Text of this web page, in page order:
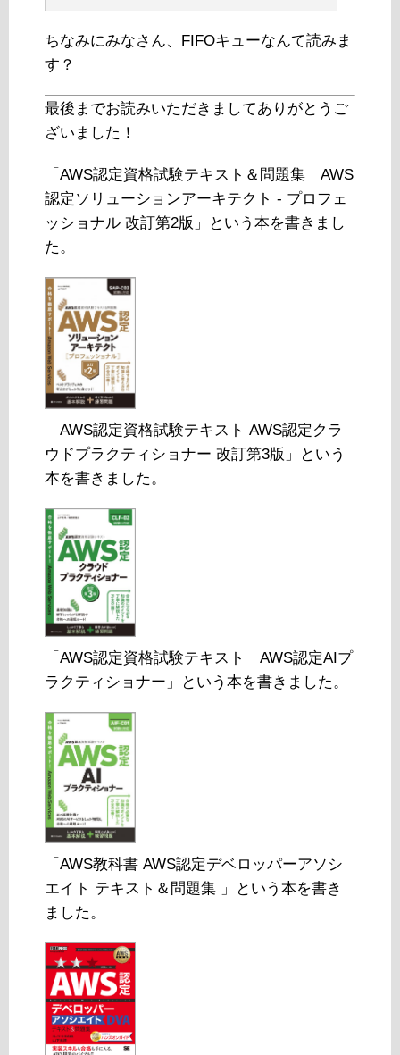
ちなみにみなさん、FIFOキューなんて読みま
す？
最後までお読みいただきましてありがとうご
ざいました！
「AWS認定資格試験テキスト＆問題集 AWS
認定ソリューションアーキテクト - プロフェ
ッショナル 改訂第2版」という本を書きまし
た。
「AWS認定資格試験テキスト AWS認定クラ
ウドプラクティショナー 改訂第3版」という
本を書きました。
「AWS認定資格試験テキスト AWS認定AIプ
ラクティショナー」という本を書きました。
「AWS教科書 AWS認定デベロッパーアソシ
エイト テキスト＆問題集 」という本を書き
ました。